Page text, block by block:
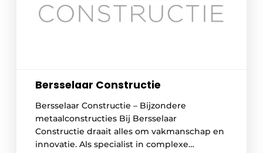
Bersselaar Constructie
Bersselaar Constructie – Bijzondere
metaalconstructies Bij Bersselaar
Constructie draait alles om vakmanschap en
innovatie. Als specialist in complexe